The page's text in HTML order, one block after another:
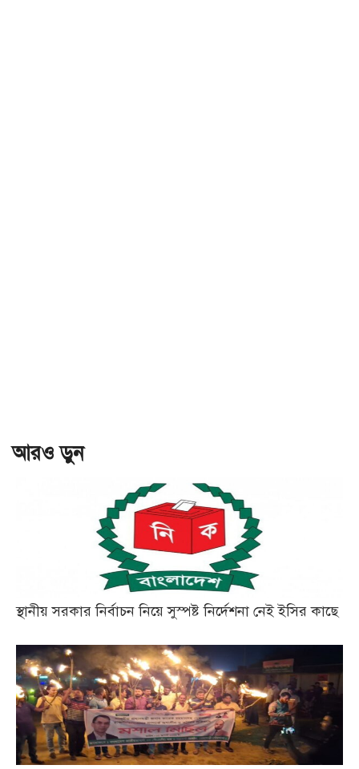
আরও ড়ুন
স্থানীয় সরকার নির্বাচন নিয়ে সুস্পষ্ট নির্দেশনা নেই ইসির কাছে